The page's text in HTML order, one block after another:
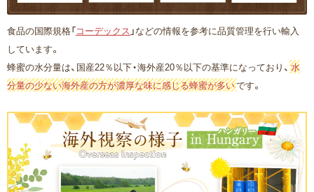
食品の国際規格「コーデックス 」などの情報を参考に品質管理を行い輸入
しています。
蜂蜜の水分量は、国産22％以下・海外産20％以下の基準になっており、 水
分量の少ない海外産の方が濃厚な味に感じる蜂蜜が多いです。